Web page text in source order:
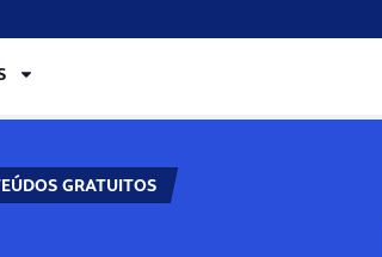
GRATUITOS